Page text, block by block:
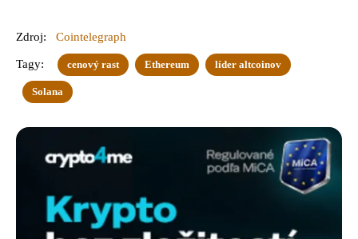
Zdroj: Cointelegraph
Tagy: cenový rast Ethereum líder altcoinov
Solana